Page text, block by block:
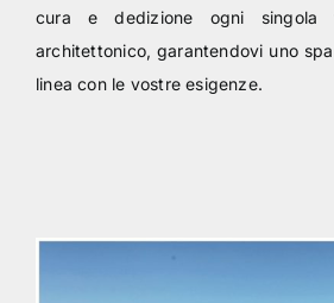
cura e dedizione ogni singola
architettonico, garantendovi uno
linea con le vostre esigenze.